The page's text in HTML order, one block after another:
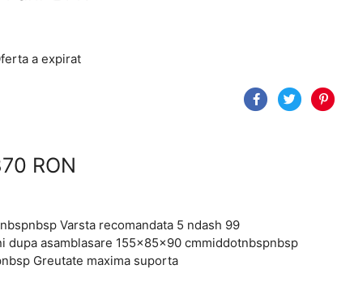
a expirat
RON
Varsta recomandata 5 ndash 99
dupa asamblasare 155x85x90 cmmiddotnbspnbsp
Greutate maxima suporta